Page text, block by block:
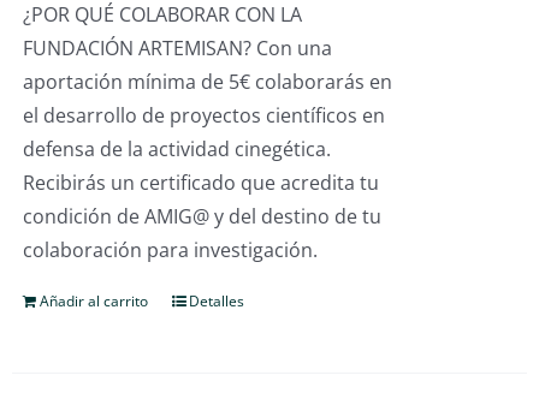
¿POR QUÉ COLABORAR CON LA
FUNDACIÓN ARTEMISAN? Con una
aportación mínima de 5€ colaborarás en
el desarrollo de proyectos científicos en
defensa de la actividad cinegética.
Recibirás un certificado que acredita tu
condición de AMIG@ y del destino de tu
colaboración para investigación.
Añadir al carrito Detalles